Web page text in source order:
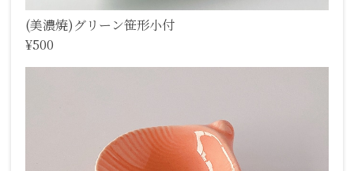
(美濃焼)グリーン笹形小付
¥500